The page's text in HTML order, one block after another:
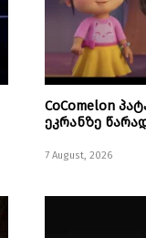
CoComelon
ეკრანზე
7 August, 2026